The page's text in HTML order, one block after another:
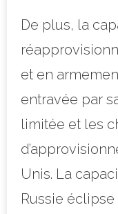
De plus, la
et en
entravée par
limitée et les
Unis. La
Russie